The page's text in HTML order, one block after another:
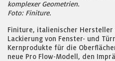
komplexer Geometrien.
Foto: Finiture.
Finiture, italienischer Hersteller
Lackierung von Fenster- und
Kernprodukte für die
neue Pro Flow-Modell, den